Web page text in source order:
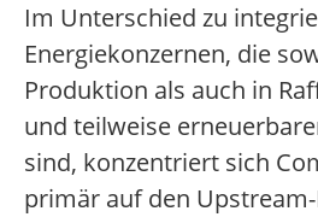
Im Unterschied zu
Energiekonzernen, die
Produktion als auch in
und teilweise
sind, konzentriert sich
primär auf den